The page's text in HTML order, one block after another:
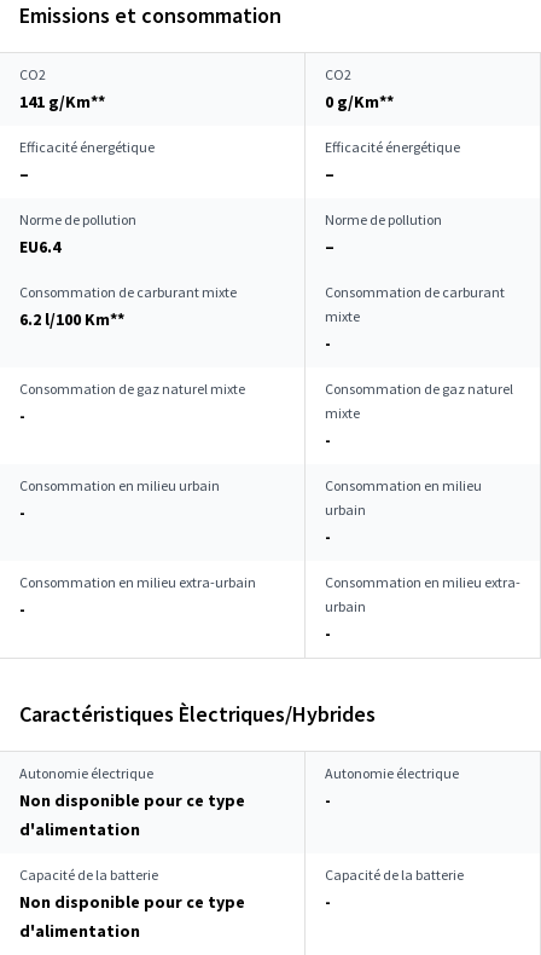
Emissions et consommation
CO2
141 g/Km**
CO2
0 g/Km**
Efficacité énergétique
–
Efficacité énergétique
–
Norme de pollution
EU6.4
Norme de pollution
–
Consommation de carburant mixte
6.2 l/100 Km**
Consommation de carburant
mixte
-
Consommation de gaz naturel mixte
-
Consommation de gaz naturel
mixte
-
Consommation en milieu urbain
-
Consommation en milieu
urbain
-
Consommation en milieu extra-urbain
-
Consommation en milieu extra-
urbain
-
Caractéristiques Èlectriques/Hybrides
Autonomie électrique
Non disponible pour ce type
d'alimentation
Autonomie électrique
-
Capacité de la batterie
Non disponible pour ce type
d'alimentation
Capacité de la batterie
-